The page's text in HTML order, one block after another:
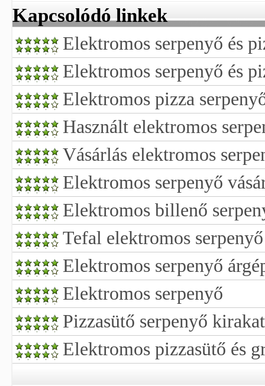
Kapcsolódó linkek
Elektromos serpenyő és
Elektromos serpenyő és
Elektromos pizza
Használt elektromos
Vásárlás elektromos
Elektromos serpenyő
Elektromos billenő
Tefal elektromos serpenyő
Elektromos serpenyő
Elektromos serpenyő
Pizzasütő serpenyő
Elektromos pizzasütő és